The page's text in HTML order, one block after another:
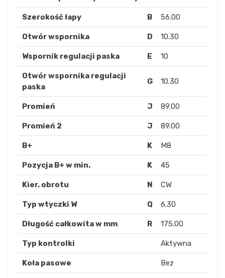
Szerokość łapy B 56.00
Otwór wspornika D 10.30
Wspornik regulacji paska E 10
Otwór wspornika regulacji
paska
G 10.30
Promień J 89.00
Promień 2 J 89.00
B+ K M8
Pozycja B+ w min. K 45
Kier. obrotu N CW
Typ wtyczki W Q 6.30
Długość całkowita w mm R 175.00
Typ kontrolki Aktywna
Koła pasowe Bez